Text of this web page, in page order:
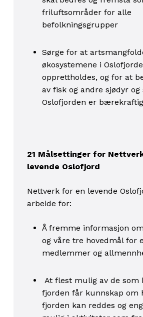
friluftsområder for alle
befolkningsgrupper
Sørge for at
økosystemene i
opprettholdes, og for at
av fisk og andre sjødyr og
Oslofjorden er
21 Målsettinger for
levende Oslofjord
Nettverk for en levende
arbeide for:
Å fremme informasjon
og våre tre hovedmål for
medlemmer og
At flest mulig av de som
fjorden får kunnskap om
fjorden kan reddes og